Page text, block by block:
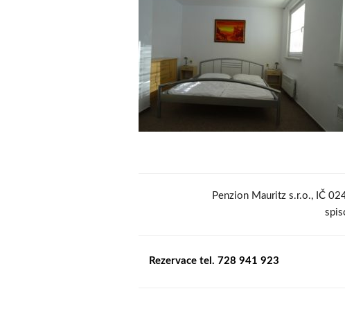
Penzion Mauritz s.r.o., IČ
Rezervace tel. 728 941 923